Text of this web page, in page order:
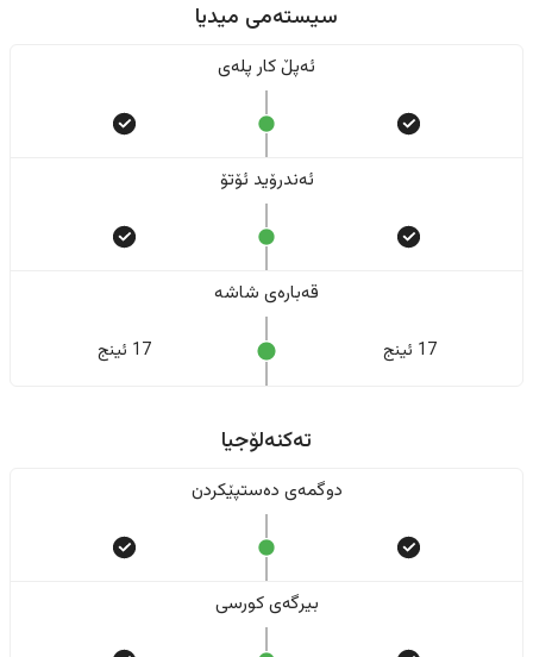
سیستەمی میدیا
ئەپڵ کار پلەی
ئەندرۆید ئۆتۆ
قەبارەی شاشە
17 ئینج 17 ئینج
تەکنەلۆجیا
دوگمەی دەستپێکردن
بیرگەی کورسی